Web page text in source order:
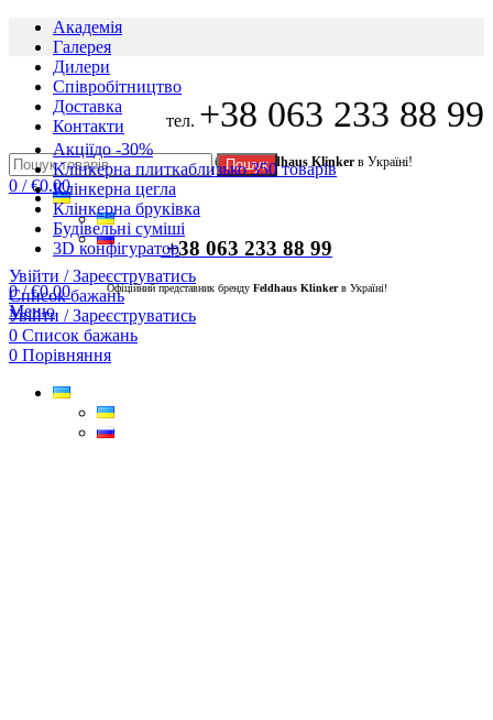
Академія
Галерея
Дилери
Cпівробітництво
Доставка
Контакти
Офіційний представник брендуFeldhaus Klinkerв Україні!
Увійти / Зареєструватись
Список бажань
Увійти / Зареєструватись
0 Список бажань
0 Порівняння
тел. +38 063 233 88 99
Пошук
0 / €0.00
+38 063 233 88 99
0/ €0.00
Меню
Акціїдо -30%
Клінкерна плиткаблизько 350 товарів
Клінкерна цегла
Клінкерна бруківка
Будівельні суміші
3D конфігуратор
Офіційний представник бренду Feldhaus Klinkerв Україні!